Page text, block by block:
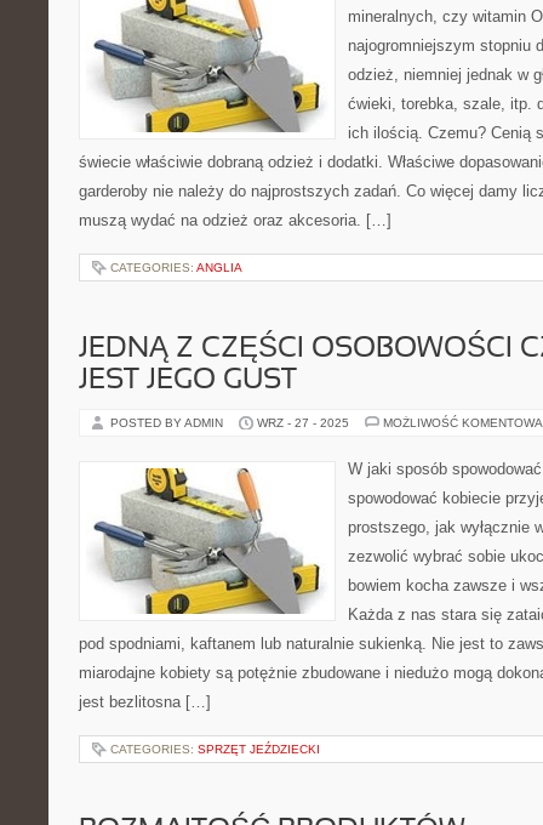
mineralnych, czy witamin
najogromniejszym stopniu
odzież, niemniej jednak w
ćwieki, torebka, szale, itp.
ich ilością. Czemu? Cenią
świecie właściwie dobraną odzież i dodatki. Właściwe
garderoby nie należy do najprostszych zadań. Co więcej damy
muszą wydać na odzież oraz akcesoria. […]
CATEGORIES: ANGLIA
JEDNĄ Z CZĘŚCI OSOBOWOŚCI
JEST JEGO GUST
POSTED BY ADMIN WRZ - 27 - 2025 MOŻLIWOŚĆ
W jaki sposób
spowodować kobiecie
prostszego, jak wyłącznie
zezwolić wybrać sobie
bowiem kocha zawsze i
Każda z nas stara się
pod spodniami, kaftanem lub naturalnie sukienką. Nie jest to
miarodajne kobiety są potężnie zbudowane i niedużo mogą
jest bezlitosna […]
CATEGORIES: SPRZĘT JEŹDZIECKI